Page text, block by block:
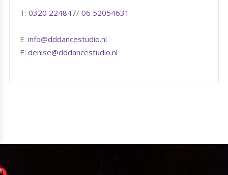
T: 0320 224847/ 06 52054631
E: info@dddancestudio.nl
E: denise@dddancestudio.nl